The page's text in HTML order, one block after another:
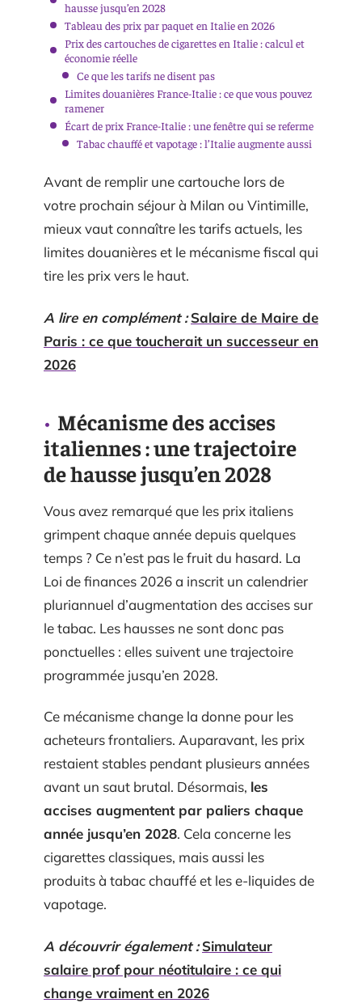
hausse jusqu’en 2028
Tableau des prix par paquet en Italie en 2026
Prix des cartouches de cigarettes en Italie : calcul et
économie réelle
Ce que les tarifs ne disent pas
Limites douanières France-Italie : ce que vous pouvez
ramener
Écart de prix France-Italie : une fenêtre qui se referme
Tabac chauffé et vapotage : l’Italie augmente aussi
Avant de remplir une cartouche lors de
votre prochain séjour à Milan ou Vintimille,
mieux vaut connaître les tarifs actuels, les
limites douanières et le mécanisme fiscal qui
tire les prix vers le haut.
A lire en complément : Salaire de Maire de
Paris : ce que toucherait un successeur en
2026
Mécanisme des accises
italiennes : une trajectoire
de hausse jusqu’en 2028
Vous avez remarqué que les prix italiens
grimpent chaque année depuis quelques
temps ? Ce n’est pas le fruit du hasard. La
Loi de finances 2026 a inscrit un calendrier
pluriannuel d’augmentation des accises sur
le tabac. Les hausses ne sont donc pas
ponctuelles : elles suivent une trajectoire
programmée jusqu’en 2028.
Ce mécanisme change la donne pour les
acheteurs frontaliers. Auparavant, les prix
restaient stables pendant plusieurs années
avant un saut brutal. Désormais, les
accises augmentent par paliers chaque
année jusqu’en 2028. Cela concerne les
cigarettes classiques, mais aussi les
produits à tabac chauffé et les e-liquides de
vapotage.
A découvrir également : Simulateur
salaire prof pour néotitulaire : ce qui
change vraiment en 2026